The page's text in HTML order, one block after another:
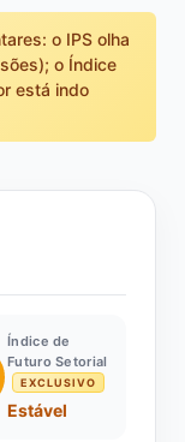
o IPS olha
o Índice
está indo
Índice de
Futuro Setorial
EXCLUSIVO
Estável